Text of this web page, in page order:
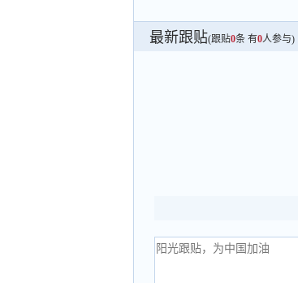
最新跟贴(跟贴0条 有0人参与)